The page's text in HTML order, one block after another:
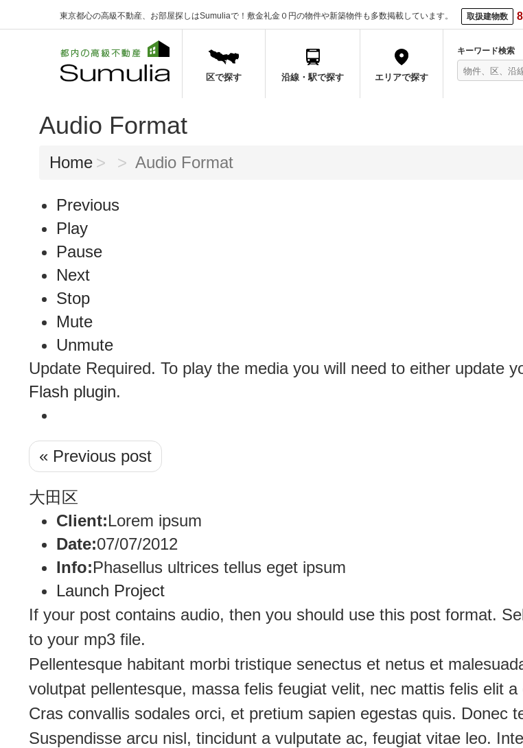
東京都心の高級不動産、お部屋探しはSumuliaで！ 敷金礼金０円の物件や新築物件も多数掲載しています。 取扱建物数
区で探す 沿線・駅で探す エリアで探す
キーワード検索
Audio Format
Home Audio Format
Previous
Play
Pause
Next
Stop
Mute
Unmute
Update Required. To play the media you will need to either update
Flash plugin.
« Previous post
大田区
Client:Lorem ipsum
Date:07/07/2012
Info:Phasellus ultrices tellus eget ipsum
Launch Project
If your post contains audio, then you should use this post format.
to your mp3 file.
Pellentesque habitant morbi tristique senectus et netus et
volutpat pellentesque, massa felis feugiat velit, nec mattis felis elit a
Cras convallis sodales orci, et pretium sapien egestas quis. Donec
Suspendisse arcu nisl, tincidunt a vulputate ac, feugiat vitae leo.